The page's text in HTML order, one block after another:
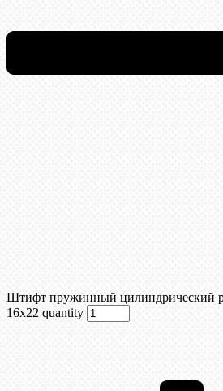
Штифт пружинный цилиндрический
16х22 quantity